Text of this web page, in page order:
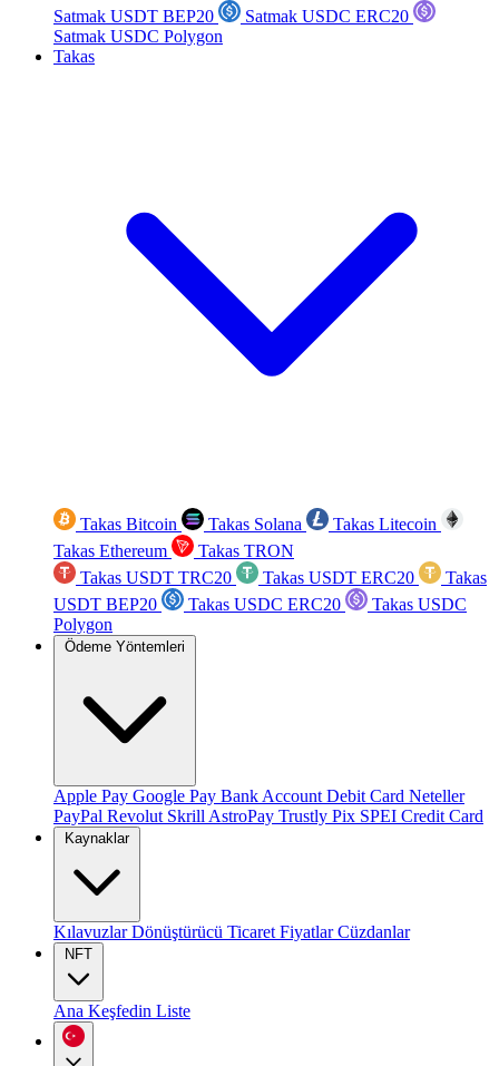
Satmak USDT BEP20
Satmak USDC ERC20
Satmak USDC Polygon
Takas
Takas Bitcoin Takas Solana
Takas Litecoin
Takas Ethereum
Takas TRON
Takas USDT TRC20
Takas USDT ERC20
Takas
USDT BEP20
Takas USDC ERC20
Takas USDC
Polygon
Ödeme Yöntemleri
Apple Pay Google Pay Bank Account Debit Card Neteller
PayPal Revolut Skrill AstroPay Trustly Pix SPEI Credit Card
Kaynaklar
KılavuzlarDönüştürücü Ticaret FiyatlarCüzdanlar
NFT
Ana Keşfedin Liste